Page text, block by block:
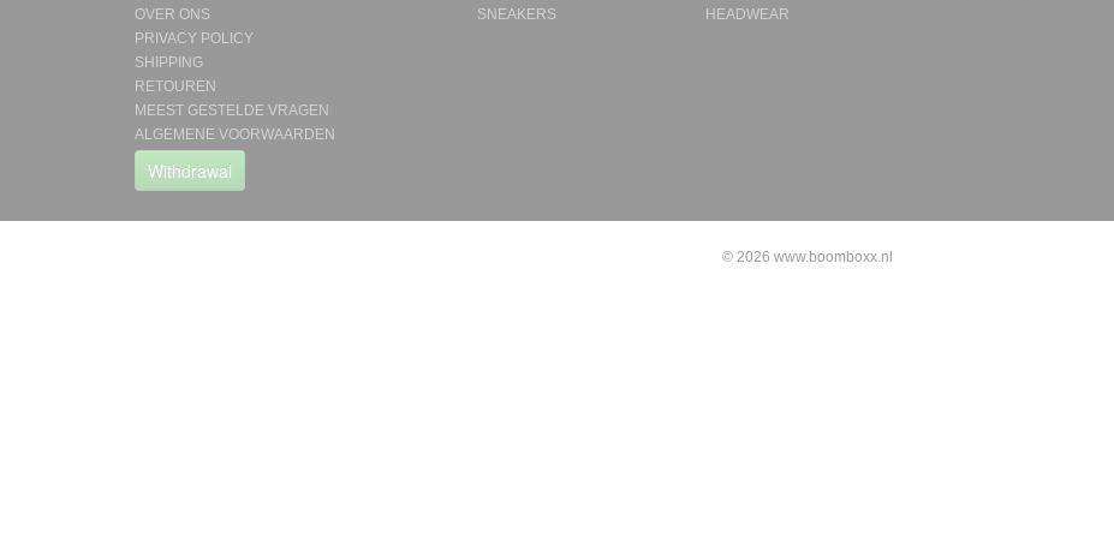
OVER ONS
PRIVACY POLICY
SHIPPING
RETOUREN
MEEST GESTELDE VRAGEN
ALGEMENE VOORWAARDEN
Withdrawal
SNEAKERS
HEADWEAR
© 2026 www.boomboxx.nl